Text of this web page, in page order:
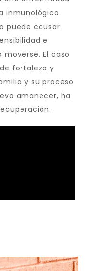
inmunológico
puede causar
e
El caso
fortaleza y
y su proceso
amanecer, ha